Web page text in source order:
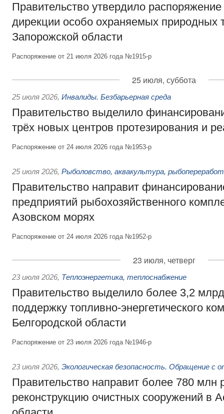
Правительство утвердило
дирекции особо охраняемых природных
Запорожской области
Распоряжение от 21 июля 2026 года №1915-р
25 июля, суббота
25 июля 2026, Инвалиды. Безбарьерная среда
Правительство выделило
трёх новых центров протезирования и
Распоряжение от 24 июля 2026 года №1953-р
25 июля 2026, Рыболовство, аквакультура,
Правительство направит
предприятий рыбохозяйственного
Азовском морях
Распоряжение от 24 июля 2026 года №1952-р
23 июля, четверг
23 июля 2026, Теплоэнергетика, теплоснабжение
Правительство выделило более 3,2
поддержку топливно-энергетического
Белгородской области
Распоряжение от 23 июля 2026 года №1946-р
23 июля 2026, Экологическая безопасность. Обращение с
Правительство направит более 780 млн
реконструкцию очистных сооружений в